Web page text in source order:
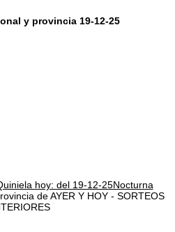
y provincia 19-12-25
hoy: del 19-12-25Nocturna
de AYER Y HOY - SORTEOS